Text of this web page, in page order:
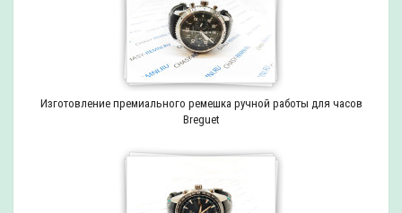
Изготовление премиального ремешка ручной работы для часов
Breguet